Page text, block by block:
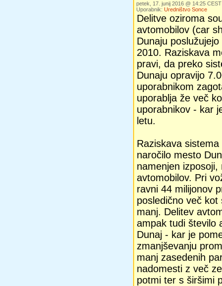
petek, 17. junij 2016 @ 14:25 CEST
Uporabnik: Uredništvo Sonce
Delitve oziroma
avtomobilov (car
Dunaju
2010. Raziskava
pravi, da preko
Dunaju opravijo
uporabnikom
uporablja že več
uporabnikov - kar
letu.
Raziskava
naročilo mesto
namenjen
avtomobilov. Pri
ravni 44 milijonov
posledično več
manj. Delitev
ampak tudi število
Dunaj - kar je
zmanjševanju
manj zasedenih
nadomesti z več
potmi ter s širšimi